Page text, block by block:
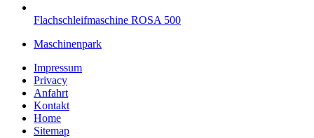
Flachschleifmaschine ROSA 500
Maschinenpark
Impressum
Privacy
Anfahrt
Kontakt
Home
Sitemap